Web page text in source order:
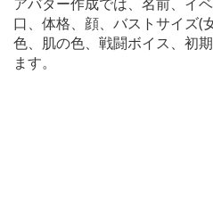
口、体格、顔、バストサイズ(
色、肌の色、戦闘ボイス、初
ます。